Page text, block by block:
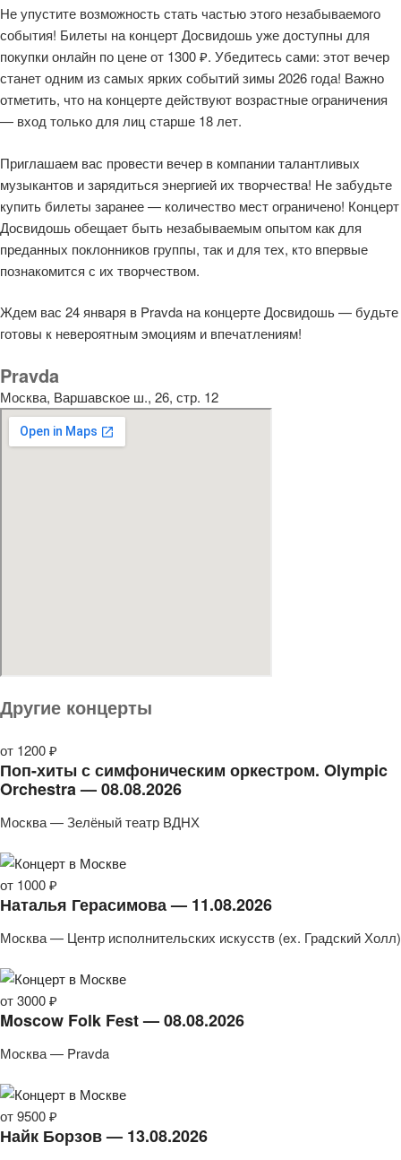
Не упустите возможность стать частью этого незабываемого
события! Билеты на концерт Досвидошь уже доступны для
покупки онлайн по цене от 1300 ₽. Убедитесь сами: этот вечер
станет одним из самых ярких событий зимы 2026 года! Важно
отметить, что на концерте действуют возрастные ограничения
— вход только для лиц старше 18 лет.
Приглашаем вас провести вечер в компании талантливых
музыкантов и зарядиться энергией их творчества! Не забудьте
купить билеты заранее — количество мест ограничено! Концерт
Досвидошь обещает быть незабываемым опытом как для
преданных поклонников группы, так и для тех, кто впервые
познакомится с их творчеством.
Ждем вас 24 января в Pravda на концерте Досвидошь — будьте
готовы к невероятным эмоциям и впечатлениям!
Pravda
Москва, Варшавское ш., 26, стр. 12
Другие концерты
от 1200 ₽
Поп-хиты с симфоническим оркестром. Olympic
Orchestra — 08.08.2026
Москва — Зелёный театр ВДНХ
от 1000 ₽
Наталья Герасимова — 11.08.2026
Москва — Центр исполнительских искусств (ex. Градский Холл)
от 3000 ₽
Moscow Folk Fest — 08.08.2026
Москва — Pravda
от 9500 ₽
Найк Борзов — 13.08.2026